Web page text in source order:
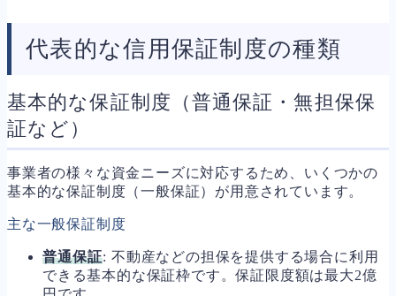
代表的な信用保証制度の種類
基本的な保証制度（普通保証・無担保保
証など）
事業者の様々な資金ニーズに対応するため、いくつかの
基本的な保証制度（一般保証）が用意されています。
主な一般保証制度
普通保証: 不動産などの担保を提供する場合に利用
できる基本的な保証枠です。保証限度額は最大2億